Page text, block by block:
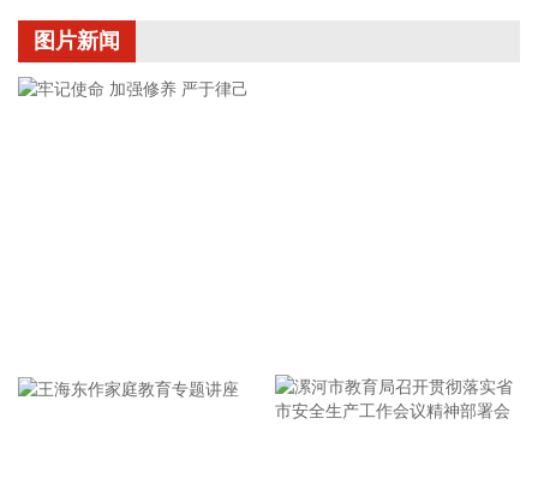
美股三大指数集体低开，标普500指数跌0.07%，道指跌
0.09%，纳指跌0.08%。英特尔跌超3%，苹果跌超2%。
绿色循环新材料及10万吨/年葡萄糖（废纺纤维素为原料）产
能。 恒逸石化同日公告，公司通过应用自主研发PA6熔体直纺
图片新闻